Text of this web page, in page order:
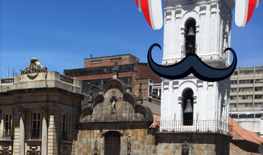
no podrás jugar contra otros humanos
La aplicación Duolingo fue lanzada en
2012 y cuenta con más de 37 millones
de usuarios activos diarios. Desde 2022,
ha empeza...